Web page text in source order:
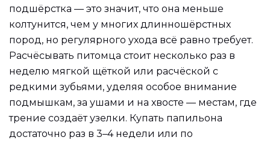
подшёрстка — это значит, что она меньше
колтунится, чем у многих длинношёрстных
пород, но регулярного ухода всё равно требует.
Расчёсывать питомца стоит несколько раз в
неделю мягкой щёткой или расчёской с
редкими зубьями, уделяя особое внимание
подмышкам, за ушами и на хвосте — местам, где
трение создаёт узелки. Купать папильона
достаточно раз в 3–4 недели или по